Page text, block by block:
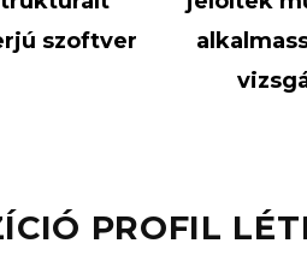
szoftver
PROFIL